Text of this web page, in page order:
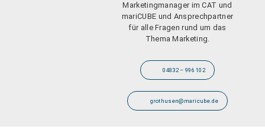
Marketingmanager im CAT und
mariCUBE und Ansprechpartner
für alle Fragen rund um das
Thema Marketing.
04832 – 996 102
grothusen@maricube.de